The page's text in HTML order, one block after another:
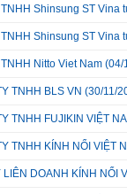
Shinsung ST Vina
Shinsung ST Vina
Nitto Viet Nam (04/
TNHH BLS VN (30/11/
TNHH FUJIKIN VIỆT
TNHH KÍNH NỔI VIỆT
LIÊN DOANH KÍNH NỔI